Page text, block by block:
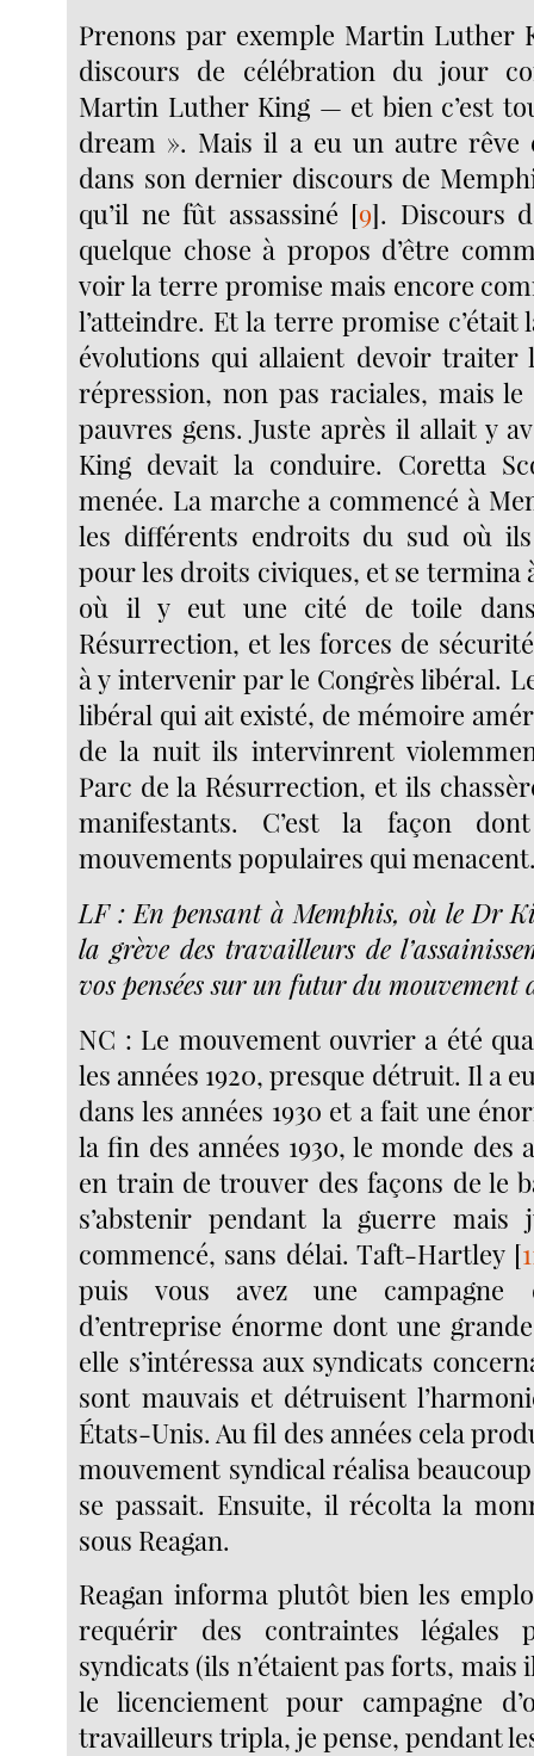
Prenons par exemple Martin Luther
discours de célébration du jour
Martin Luther King — et bien c’est
dream ». Mais il a eu un autre rêve
dans son dernier discours de
qu’il ne fût assassiné [9]. Discours
quelque chose à propos d’être
voir la terre promise mais encore
l’atteindre. Et la terre promise c’était
évolutions qui allaient devoir traiter
répression, non pas raciales, mais
pauvres gens. Juste après il allait y
King devait la conduire. Coretta
menée. La marche a commencé à
les différents endroits du sud où ils
pour les droits civiques, et se termina
où il y eut une cité de toile
Résurrection, et les forces de
à y intervenir par le Congrès libéral.
libéral qui ait existé, de mémoire
de la nuit ils intervinrent
Parc de la Résurrection, et ils
manifestants. C’est la façon
mouvements populaires qui
LF : En pensant à Memphis, où le Dr
la grève des travailleurs de
vos pensées sur un futur du mouvement
NC : Le mouvement ouvrier a été
les années 1920, presque détruit. Il a
dans les années 1930 et a fait une
la fin des années 1930, le monde des
en train de trouver des façons de le
s’abstenir pendant la guerre mais
commencé, sans délai. Taft-Hartley [
puis vous avez une campagne
d’entreprise énorme dont une
elle s’intéressa aux syndicats
sont mauvais et détruisent
États-Unis. Au fil des années cela
mouvement syndical réalisa
se passait. Ensuite, il récolta la
sous Reagan.
Reagan informa plutôt bien les
requérir des contraintes légales
syndicats (ils n’étaient pas forts, mais
le licenciement pour campagne
travailleurs tripla, je pense, pendant